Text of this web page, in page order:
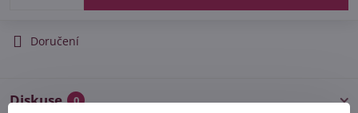
Doručení
Diskuse 0